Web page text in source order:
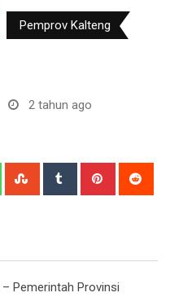
Pemprov Kalteng
2 tahun ago
WhatsappStumbleUpon
Tumblr Pinterest
– Pemerintah Provinsi